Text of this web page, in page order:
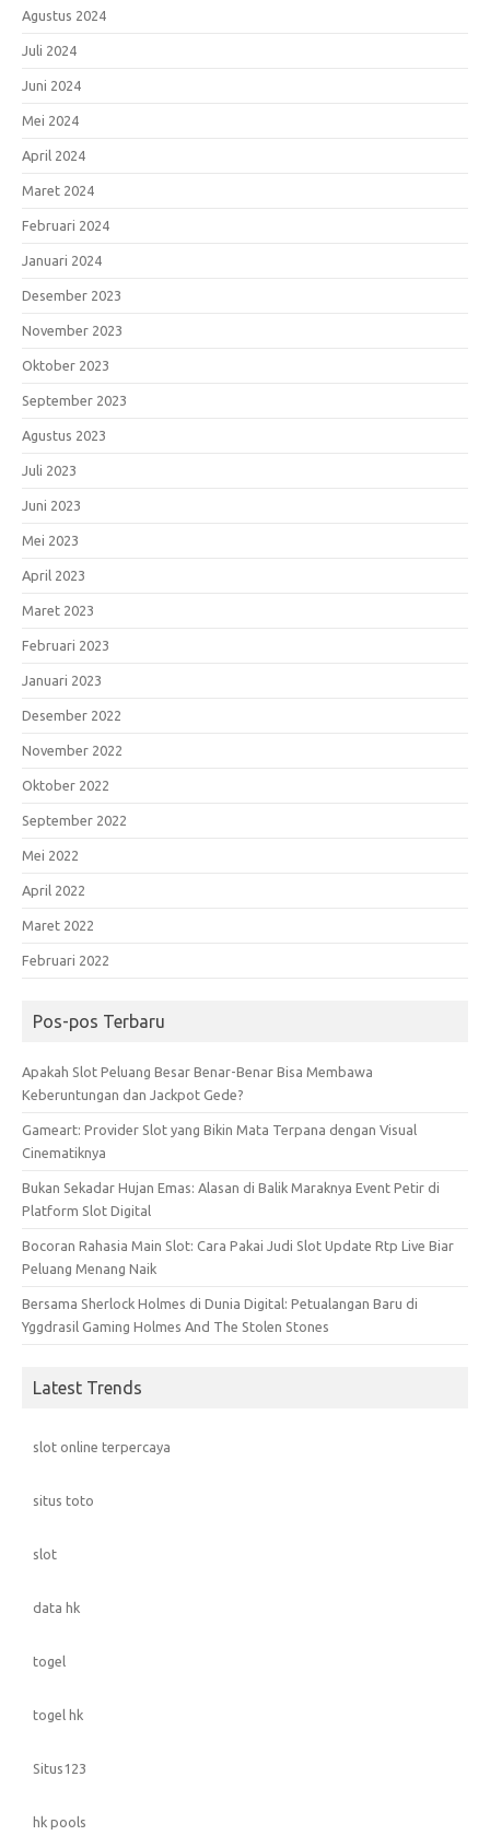
Agustus 2024
Juli 2024
Juni 2024
Mei 2024
April 2024
Maret 2024
Februari 2024
Januari 2024
Desember 2023
November 2023
Oktober 2023
September 2023
Agustus 2023
Juli 2023
Juni 2023
Mei 2023
April 2023
Maret 2023
Februari 2023
Januari 2023
Desember 2022
November 2022
Oktober 2022
September 2022
Mei 2022
April 2022
Maret 2022
Februari 2022
Pos-pos Terbaru
Apakah Slot Peluang Besar Benar-Benar Bisa Membawa
Keberuntungan dan Jackpot Gede?
Gameart: Provider Slot yang Bikin Mata Terpana dengan Visual
Cinematiknya
Bukan Sekadar Hujan Emas: Alasan di Balik Maraknya Event Petir di
Platform Slot Digital
Bocoran Rahasia Main Slot: Cara Pakai Judi Slot Update Rtp Live Biar
Peluang Menang Naik
Bersama Sherlock Holmes di Dunia Digital: Petualangan Baru di
Yggdrasil Gaming Holmes And The Stolen Stones
Latest Trends
slot online terpercaya
situs toto
slot
data hk
togel
togel hk
Situs123
hk pools